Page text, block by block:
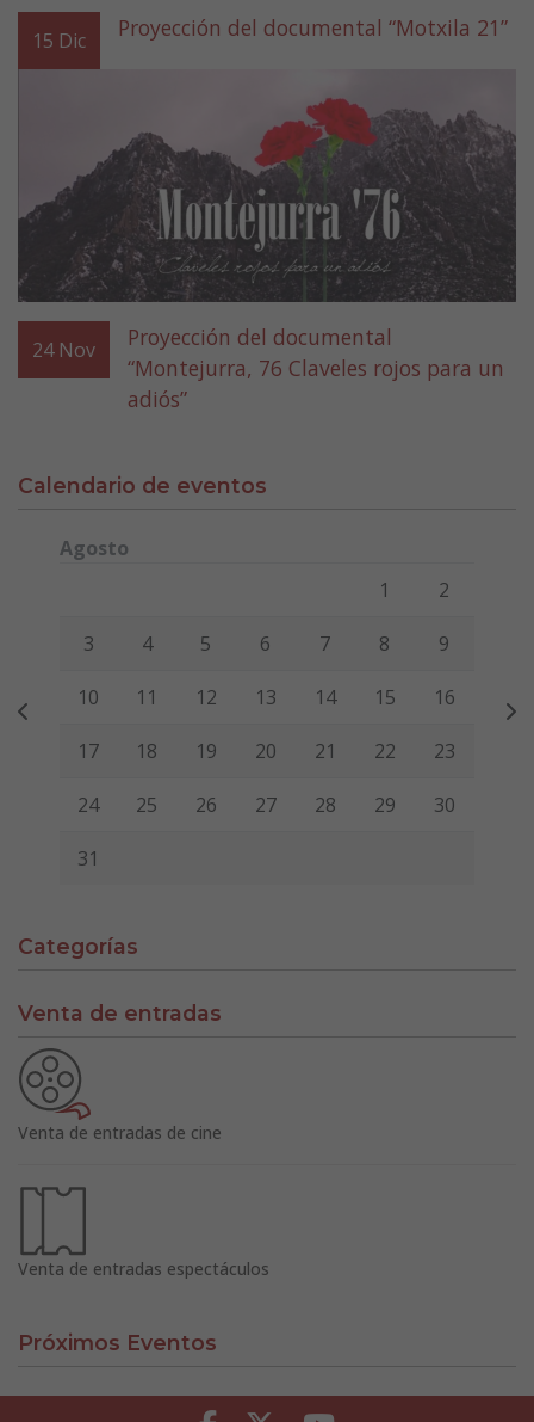
15 Dic Proyección del documental “Motxila 21”
24 Nov
Proyección del documental
“Montejurra, 76 Claveles rojos para un
adiós”
Calendario de eventos
Agosto
Viernes Sábado
1 2
3 4 5 6 7 8 9
10 11 12 13 14 15 16
17 18 19 20 21 22 23
24 25 26 27 28 29 30
31
Categorías
Venta de entradas
Venta de entradas de cine
Venta de entradas espectáculos
Próximos Eventos